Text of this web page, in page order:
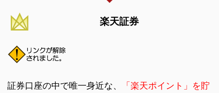
楽天証券
証券口座の中で唯一身近な、
「楽天ポイント」を貯